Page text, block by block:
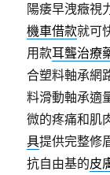
陽痿早洩癥視
機車借款就可
用款耳聾治療
合塑料軸承網
料滑動軸承適
微的疼痛和肌
具提供完整修
抗自由基的皮